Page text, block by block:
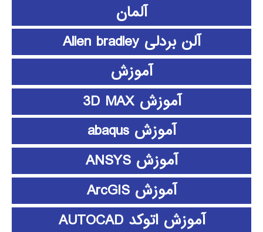
آلمان
آلن بردلی Allen bradley
آموزش
آموزش 3D MAX
آموزش abaqus
آموزش ANSYS
آموزش ArcGIS
آموزش اتوکد AUTOCAD